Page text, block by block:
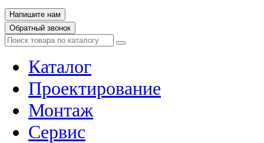
Напишите нам
Обратный звонок
Каталог
Проектирование
Монтаж
Сервис